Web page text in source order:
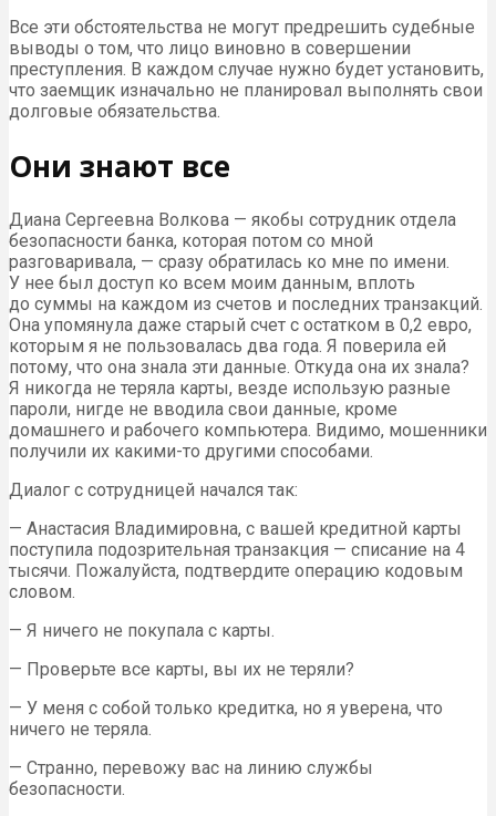
Все эти обстоятельства не могут предрешить судебные
выводы о том, что лицо виновно в совершении
преступления. В каждом случае нужно будет установить,
что заемщик изначально не планировал выполнять свои
долговые обязательства.
Они знают все
Диана Сергеевна Волкова — якобы сотрудник отдела
безопасности банка, которая потом со мной
разговаривала, — сразу обратилась ко мне по имени.
У нее был доступ ко всем моим данным, вплоть
до суммы на каждом из счетов и последних транзакций.
Она упомянула даже старый счет с остатком в 0,2 евро,
которым я не пользовалась два года. Я поверила ей
потому, что она знала эти данные. Откуда она их знала?
Я никогда не теряла карты, везде использую разные
пароли, нигде не вводила свои данные, кроме
домашнего и рабочего компьютера. Видимо, мошенники
получили их какими-то другими способами.
Диалог с сотрудницей начался так:
— Анастасия Владимировна, с вашей кредитной карты
поступила подозрительная транзакция — списание на 4
тысячи. Пожалуйста, подтвердите операцию кодовым
словом.
— Я ничего не покупала с карты.
— Проверьте все карты, вы их не теряли?
— У меня с собой только кредитка, но я уверена, что
ничего не теряла.
— Странно, перевожу вас на линию службы
безопасности.